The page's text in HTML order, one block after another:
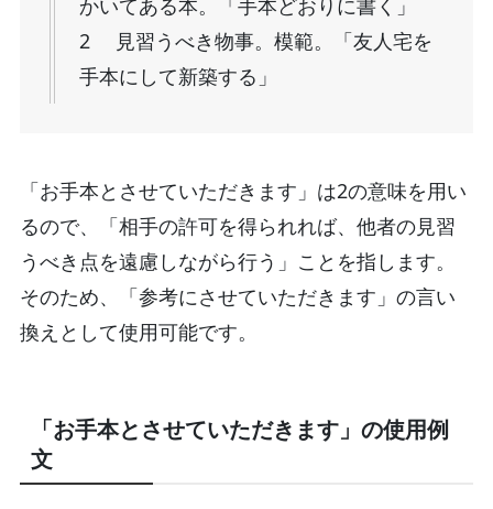
かいてある本。「手本どおりに書く」
2 見習うべき物事。模範。「友人宅を
手本にして新築する」
「お手本とさせていただきます」は2の意味を用い
るので、「相手の許可を得られれば、他者の見習
うべき点を遠慮しながら行う」ことを指します。
そのため、「参考にさせていただきます」の言い
換えとして使用可能です。
「お手本とさせていただきます」の使用例
文